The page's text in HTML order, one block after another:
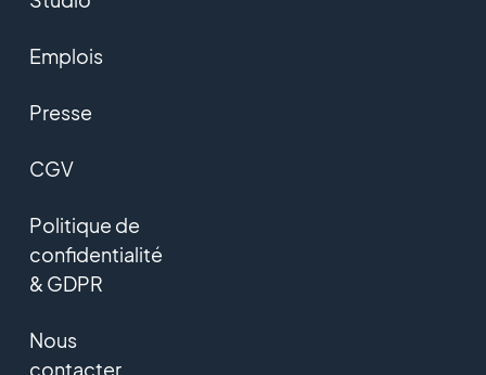
Emplois
Presse
CGV
Politique de
confidentialité
& GDPR
Nous
contacter